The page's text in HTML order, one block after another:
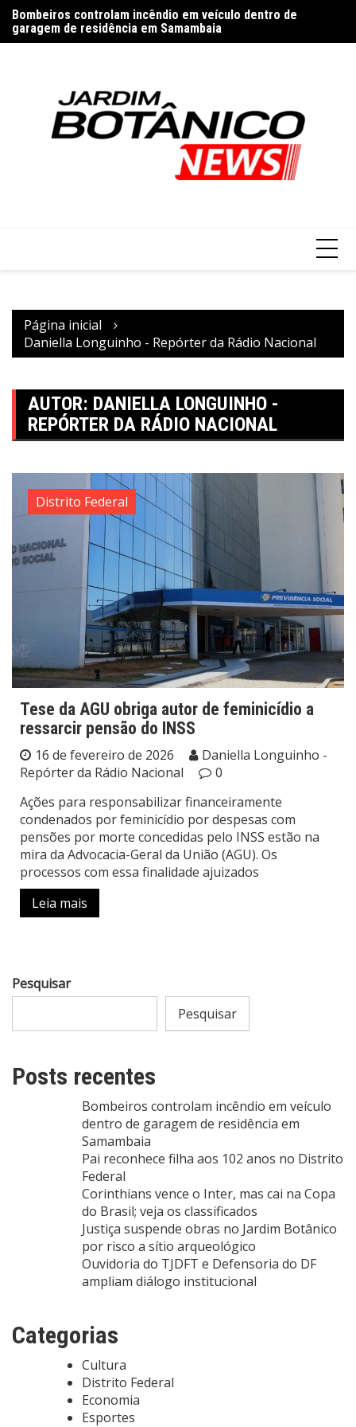
para
o
Bombeiros controlam incêndio em veículo dentro de
garagem de residência em Samambaia
Página inicial
Daniella Longuinho - Repórter da Rádio Nacional
AUTOR: DANIELLA LONGUINHO -
REPÓRTER DA RÁDIO NACIONAL
Distrito Federal
Tese da AGU obriga autor de feminicídio a
ressarcir pensão do INSS
16 de fevereiro de 2026
Daniella Longuinho -
Repórter da Rádio Nacional
0
Ações para responsabilizar financeiramente
condenados por feminicídio por despesas com
pensões por morte concedidas pelo INSS estão na
mira da Advocacia-Geral da União (AGU). Os
processos com essa finalidade ajuizados
Leia mais
Pesquisar
Pesquisar
Posts recentes
Bombeiros controlam incêndio em veículo
dentro de garagem de residência em
Samambaia
Pai reconhece filha aos 102 anos no Distrito
Federal
Corinthians vence o Inter, mas cai na Copa
do Brasil; veja os classificados
Justiça suspende obras no Jardim Botânico
por risco a sítio arqueológico
Ouvidoria do TJDFT e Defensoria do DF
ampliam diálogo institucional
Categorias
Cultura
Distrito Federal
Economia
Esportes